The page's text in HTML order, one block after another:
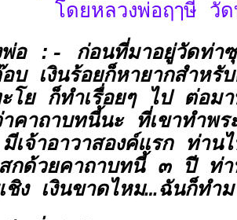
โดยหลวงพ่อฤๅษี วั
พ่อ :- ก่อนที่มาอยู่วัดท่า
อบ เงินร้อยก็หายากสำห
โยก็ทำเรื่อยๆ ไป ต่อม
าคาถาบทนี้นะ ที่เขาทำพ
เจ้าอาวาสองค์แรก ท่าน
สกด้วยคาถาบทนี้ ๓ ปี ท่า
ง เงินขาดไหม…ฉันก็ทำม